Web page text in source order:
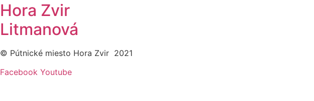
Hora Zvir
Litmanová
© Pútnické miesto Hora Zvir 2021
Facebook Youtube